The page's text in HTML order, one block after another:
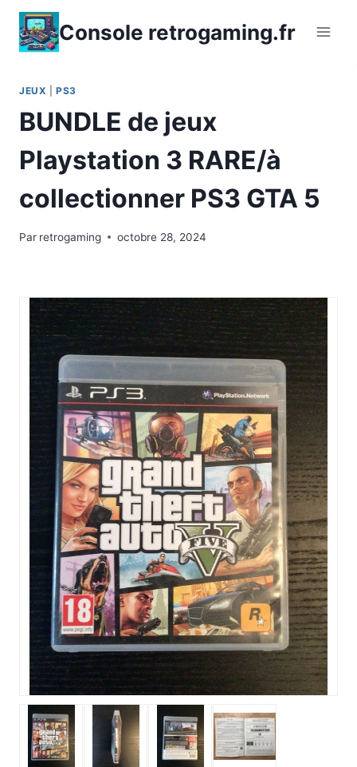
Aller
contenu
Console retrogaming.fr
JEUX |PS3
BUNDLE de jeux
Playstation 3 RARE/à
collectionner PS3 GTA 5
Par retrogaming octobre 28, 2024